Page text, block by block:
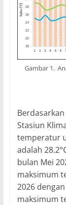
Gambar 1.
Stasiun
temperatur
adalah
bulan Mei
maksimum
2026
maksimum